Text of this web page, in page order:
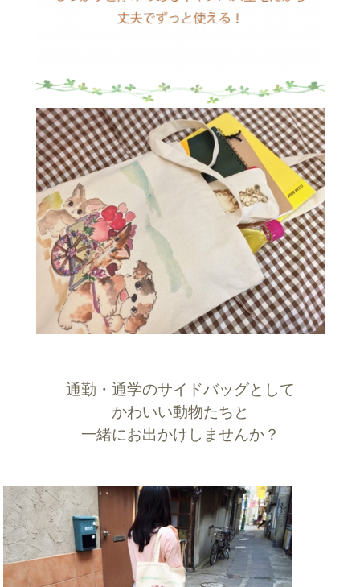
通勤・通学のサイドバッグとして
かわいい動物たちと
一緒にお出かけしませんか？